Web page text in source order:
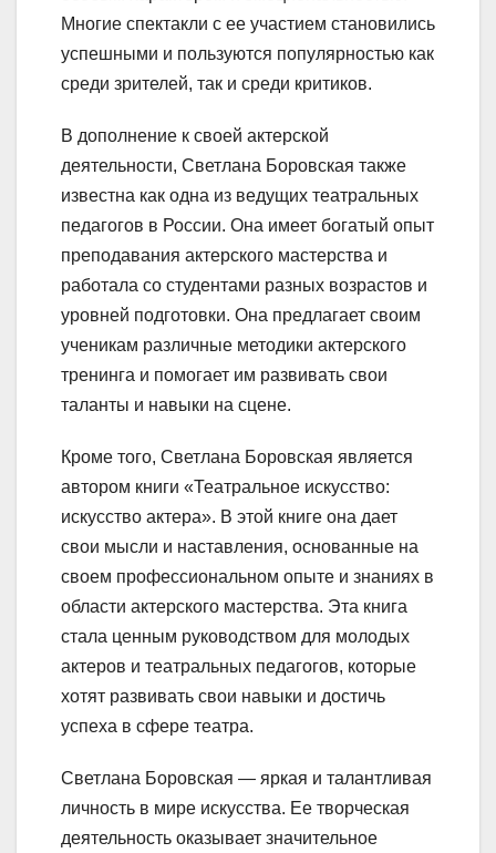
Многие спектакли с ее участием становились
успешными и пользуются популярностью как
среди зрителей, так и среди критиков.
В дополнение к своей актерской
деятельности, Светлана Боровская также
известна как одна из ведущих театральных
педагогов в России. Она имеет богатый опыт
преподавания актерского мастерства и
работала со студентами разных возрастов и
уровней подготовки. Она предлагает своим
ученикам различные методики актерского
тренинга и помогает им развивать свои
таланты и навыки на сцене.
Кроме того, Светлана Боровская является
автором книги «Театральное искусство:
искусство актера». В этой книге она дает
свои мысли и наставления, основанные на
своем профессиональном опыте и знаниях в
области актерского мастерства. Эта книга
стала ценным руководством для молодых
актеров и театральных педагогов, которые
хотят развивать свои навыки и достичь
успеха в сфере театра.
Светлана Боровская — яркая и талантливая
личность в мире искусства. Ее творческая
деятельность оказывает значительное